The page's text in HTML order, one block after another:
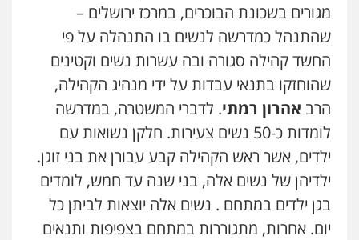
גיל דביר – משרד עורכי דין
פלילי פשיעה כלכלית צווארון לבן
0506217771
עו"ד אביגדור פלדמן
פלילי אסירים צווארון לבן זכויות אדם אזרחי
0505345826
עו"ד תמיר סולומון
פלילי כלכלי מיסים הלבנת הון
מגורים בשכונת הבוכרים, במרכז ירושלים –
שהתנהל כמדרשה לנשים בו התנהלה על פי
החשד קהילה סגורה ובה עשרות נשים וקטינים
שהוחזקו בתנאי עבדות על ידי מנהיג הקהילה,
הרב אהרון רמתי. לדברי המשטרה, במדרשה
לומדות כ-50 נשים צעירות. חלקן נשואות עם
ילדים, אשר ראש הקהילה קבע עבורן את בני זוגן.
ילדיהן של נשים אלה, בני שנה עד חמש, לומדים
בגן ילדים במתחם . נשים אלה יוצאות לביתן כל
יום. אחרות, מתגוררות במתחם בצפיפות ותנאים